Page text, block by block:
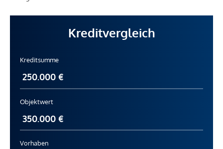
Kreditvergleich
Kreditsumme
Objektwert
Vorhaben